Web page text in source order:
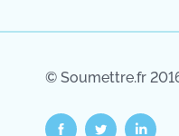
© Soumettre.fr